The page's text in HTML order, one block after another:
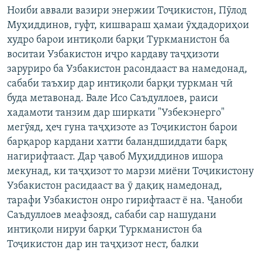
Ноиби аввали вазири энержии Тоҷикистон, Пӯлод
Муҳиддинов, гуфт, кишвараш ҳамаи ӯҳдадориҳои
худро барои интиқоли барқи Туркманистон ба
воситаи Узбакистон иҷро кардаву таҷҳизоти
заруриро ба Узбакистон расондааст ва намедонад,
сабаби таъхир дар интиқоли барқи туркман чӣ
буда метавонад. Вале Исо Саъдуллоев, раиси
хадамоти танзим дар ширкати "Узбекэнерго"
мегӯяд, ҳеч гуна таҷҳизоте аз Тоҷикистон барои
барқарор кардани хатти баландшиддати барқ
нагирифтааст. Дар ҷавоб Муҳиддинов ишора
мекунад, ки таҷҳизот то марзи миёни Тоҷикистону
Узбакистон расидааст ва ӯ дақиқ намедонад,
тарафи Узбакистон онро гирифтааст ё на. Ҷаноби
Саъдуллоев меафзояд, сабаби сар нашудани
интиқоли нируи барқи Туркманистон ба
Тоҷикистон дар ин таҷҳизот нест, балки